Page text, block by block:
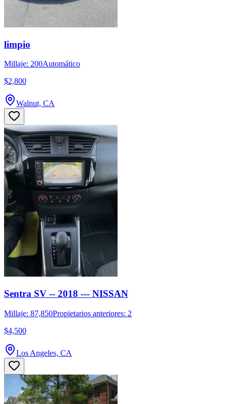
limpio
Millaje: 200Automático
$2,800
Walnut, CA
Sentra SV -- 2018 --- NISSAN
Millaje: 87,850Propietarios anteriores: 2
$4,500
Los Angeles, CA